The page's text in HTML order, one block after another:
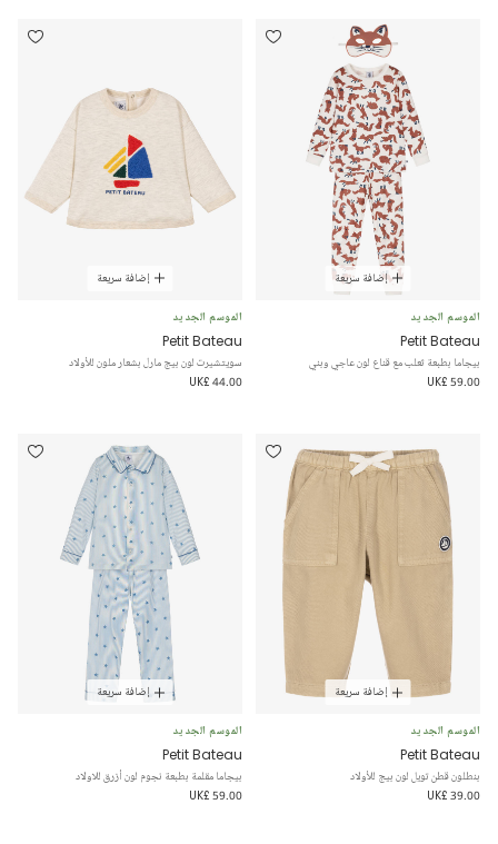
إضافة سريعة
الموسم الجديد
Petit Bateau
بيجاما بطبعة ثعلب مع قناع لون عاجي وبني
UK£ 59.00
إضافة سريعة
الموسم الجديد
Petit Bateau
سويتشيرت لون بيج مارل بشعار ملون للأولاد
UK£ 44.00
إضافة سريعة
الموسم الجديد
Petit Bateau
بنطلون قطن تويل لون بيج للأولاد
UK£ 39.00
إضافة سريعة
الموسم الجديد
Petit Bateau
بيجاما مقلمة بطبعة نجوم لون أزرق للاولاد
UK£ 59.00